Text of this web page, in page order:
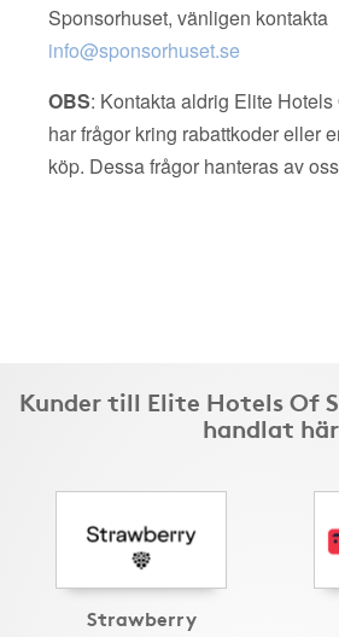
Sponsorhuset, vänligen kontakta
info@sponsorhuset.se
OBS: Kontakta aldrig Elite
har frågor kring rabattkoder eller
köp. Dessa frågor hanteras av
Kunder till Elite Hotels Of
handlat här
Strawberry